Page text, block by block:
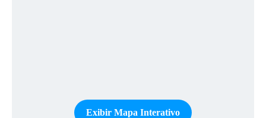
Exibir Mapa Interativo